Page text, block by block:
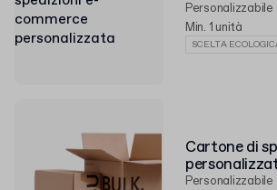
Personalizzabile
Min. 1 unità
SCELTA
Cartone di
Personalizzabile